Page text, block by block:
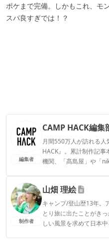
ポケまで完備。しかもこれ、モ
スパ良すぎでは！？
編集者
CAMP HACK編集
月間550万人が訪れる
HACK』。累計制作記
機関、「髙島屋」や「
CAMP HACK編集部の
制作者
山畑 理絵
キャンプ/登山歴13年。
とり旅に出たことがき
しい風景を求めて日本